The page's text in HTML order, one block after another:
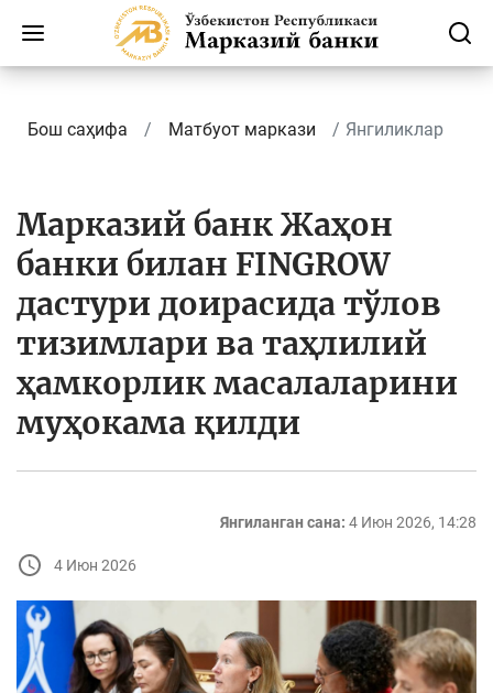
Бош саҳифа Матбуот маркази Янгиликлар
Марказий банк Жаҳон
банки билан FINGROW
дастури доирасида тўлов
тизимлари ва таҳлилий
ҳамкорлик масалаларини
муҳокама қилди
Янгиланган сана: 4 Июн 2026, 14:28
4 Июн 2026